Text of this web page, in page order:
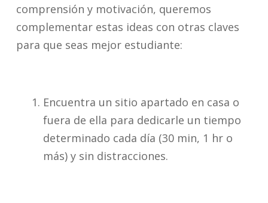
comprensión y motivación, queremos
complementar estas ideas con otras claves
para que seas mejor estudiante:
Encuentra un sitio apartado en casa o
fuera de ella para dedicarle un tiempo
determinado cada día (30 min, 1 hr o
más) y sin distracciones.